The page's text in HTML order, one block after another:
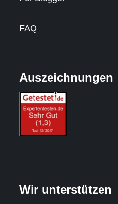
FAQ
Auszeichnungen
Wir unterstützen